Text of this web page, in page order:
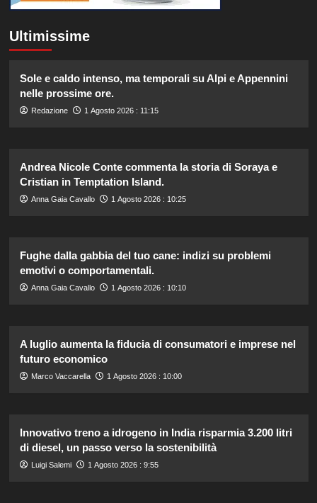
Ultimissime
Sole e caldo intenso, ma temporali su Alpi e Appennini
nelle prossime ore.
Redazione 1 Agosto 2026 : 11:15
Andrea Nicole Conte commenta la storia di Soraya e
Cristian in Temptation Island.
Anna Gaia Cavallo 1 Agosto 2026 : 10:25
Fughe dalla gabbia del tuo cane: indizi su problemi
emotivi o comportamentali.
Anna Gaia Cavallo 1 Agosto 2026 : 10:10
A luglio aumenta la fiducia di consumatori e imprese nel
futuro economico
Marco Vaccarella 1 Agosto 2026 : 10:00
Innovativo treno a idrogeno in India risparmia 3.200 litri
di diesel, un passo verso la sostenibilità
Luigi Salemi 1 Agosto 2026 : 9:55